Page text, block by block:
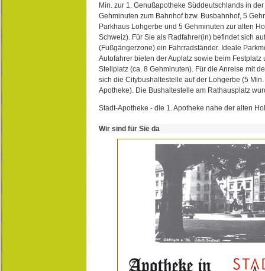
Min. zur 1. Genußapotheke Süddeutschlands in
Gehminuten zum Bahnhof bzw. Busbahnhof, 5
Parkhaus Lohgerbe und 5 Gehminuten zur alten
Schweiz). Für Sie als Radfahrer(in) befindet sich
(Fußgängerzone) ein Fahrradständer. Ideale
Autofahrer bieten der Auplatz sowie beim Festplatz
Stellplatz (ca. 8 Gehminuten). Für die Anreise mit
sich die Citybushaltestelle auf der Lohgerbe (5
Apotheke). Die Bushaltestelle am Rathausplatz
Stadt-Apotheke - die 1. Apotheke nahe der alten
Wir sind für Sie da